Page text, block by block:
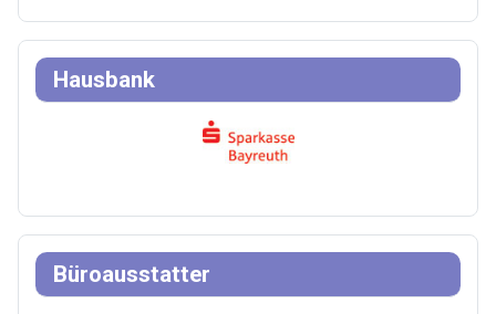
Hausbank
Büroausstatter